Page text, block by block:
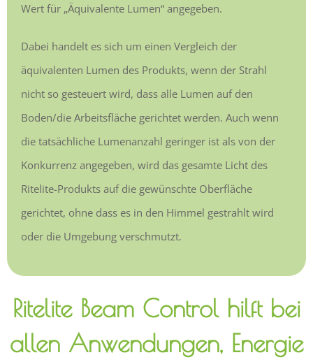
Wert für „Äquivalente Lumen“ angegeben.
Dabei handelt es sich um einen Vergleich der
äquivalenten Lumen des Produkts, wenn der Strahl
nicht so gesteuert wird, dass alle Lumen auf den
Boden/die Arbeitsfläche gerichtet werden. Auch wenn
die tatsächliche Lumenanzahl geringer ist als von der
Konkurrenz angegeben, wird das gesamte Licht des
Ritelite-Produkts auf die gewünschte Oberfläche
gerichtet, ohne dass es in den Himmel gestrahlt wird
oder die Umgebung verschmutzt.
Ritelite Beam Control hilft bei
allen Anwendungen, Energie